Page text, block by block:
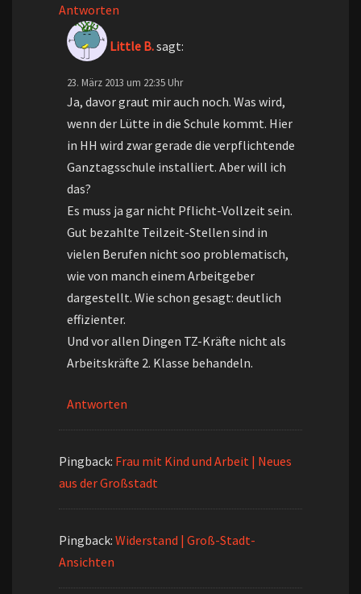
Antworten
Little B.sagt:
23. März 2013 um 22:35 Uhr
Ja, davor graut mir auch noch. Was wird,
wenn der Lütte in die Schule kommt. Hier
in HH wird zwar gerade die verpflichtende
Ganztagsschule installiert. Aber will ich
das?
Es muss ja gar nicht Pflicht-Vollzeit sein.
Gut bezahlte Teilzeit-Stellen sind in
vielen Berufen nicht soo problematisch,
wie von manch einem Arbeitgeber
dargestellt. Wie schon gesagt: deutlich
effizienter.
Und vor allen Dingen TZ-Kräfte nicht als
Arbeitskräfte 2. Klasse behandeln.
Antworten
Pingback: Frau mit Kind und Arbeit | Neues
aus der Großstadt
Pingback: Widerstand | Groß-Stadt-
Ansichten